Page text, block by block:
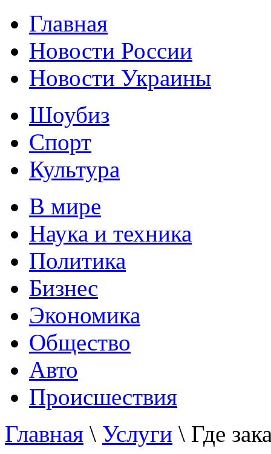
Главная
Новости России
Новости Украины
Шоубиз
Спорт
Культура
В мире
Наука и техника
Политика
Бизнес
Экономика
Общество
Авто
Происшествия
Главная \ Услуги \ Где